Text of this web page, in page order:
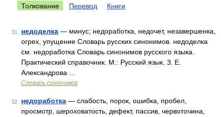
Толкование Перевод Книги
31 недоделка — минус; недоработка, недочет, незавершенка,
огрех, упущение Словарь русских синонимов. недоделка
см. недоработка Словарь синонимов русского языка.
Практический справочник. М.: Русский язык. З. Е.
Александрова …
Словарь синонимов
32 недоработка — слабость, порок, ошибка, пробел,
просмотр, шероховатость, дефект, пассив, червоточина,